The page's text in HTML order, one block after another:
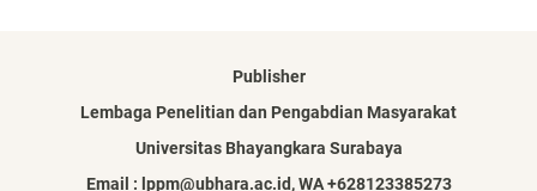
Publisher
Lembaga Penelitian dan Pengabdian Masyarakat
Universitas Bhayangkara Surabaya
Email : lppm@ubhara.ac.id, WA +628123385273